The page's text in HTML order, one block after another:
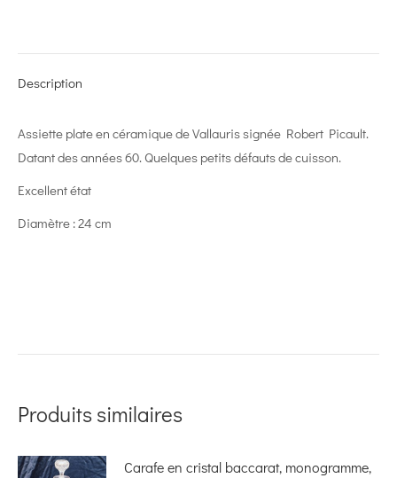
Description
Assiette plate en céramique de Vallauris signée Robert Picault.
Datant des années 60. Quelques petits défauts de cuisson.
Excellent état
Diamètre : 24 cm
Produits similaires
Carafe en cristal baccarat, monogramme,